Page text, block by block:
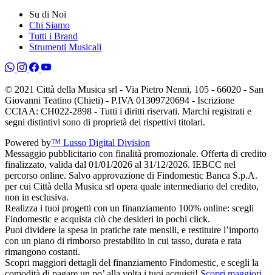
Su di Noi
Chi Siamo
Tutti i Brand
Strumenti Musicali
© 2021 Città della Musica srl - Via Pietro Nenni, 105 - 66020 - San
Giovanni Teatino (Chieti) - P.IVA 01309720694 - Iscrizione
CCIAA: CH022-2898 - Tutti i diritti riservati. Marchi registrati e
segni distintivi sono di proprietà dei rispettivi titolari.
Powered by™ Lusso Digital Division
Messaggio pubblicitario con finalità promozionale. Offerta di credito
finalizzato, valida dal 01/01/2026 al 31/12/2026. IEBCC nel
percorso online. Salvo approvazione di Findomestic Banca S.p.A.
per cui Città della Musica srl opera quale intermediario del credito,
non in esclusiva.
Realizza i tuoi progetti con un finanziamento 100% online: scegli
Findomestic e acquista ciò che desideri in pochi click.
Puoi dividere la spesa in pratiche rate mensili, e restituire l’importo
con un piano di rimborso prestabilito in cui tasso, durata e rata
rimangono costanti.
Scopri maggiori dettagli del finanziamento Findomestic, e scegli la